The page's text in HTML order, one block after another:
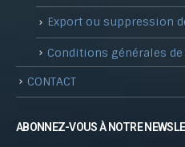
Export ou suppression
Conditions générales de
CONTACT
ABONNEZ-VOUS À NOTRE